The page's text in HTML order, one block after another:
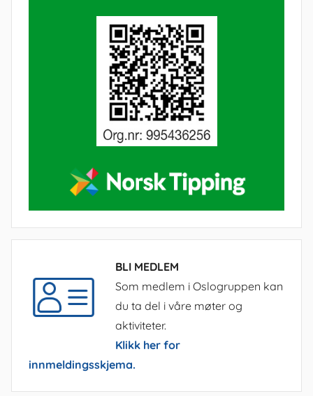
BLI MEDLEM
Som medlem i Oslogruppen kan
du ta del i våre møter og
aktiviteter.
Klikk her for
innmeldingsskjema.